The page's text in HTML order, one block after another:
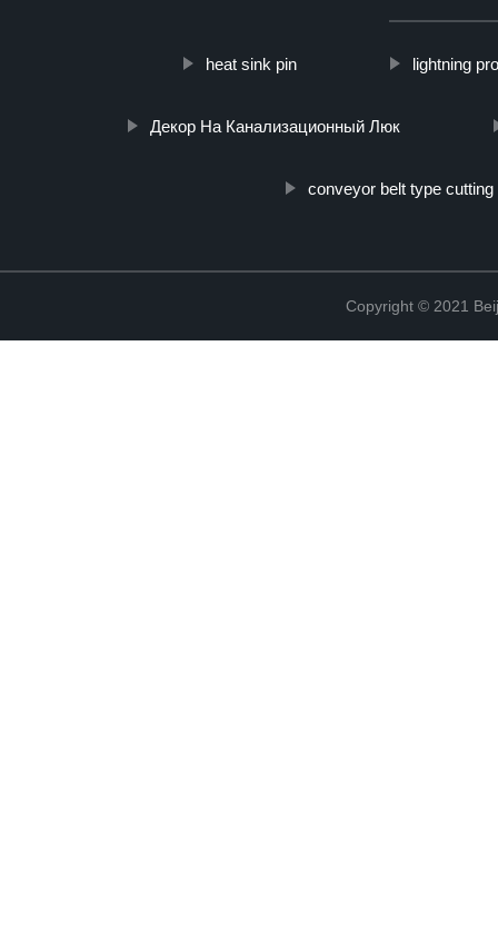
heat sink pin lightning
Декор На Канализационный Люк
conveyor belt type
Copyright © 2021